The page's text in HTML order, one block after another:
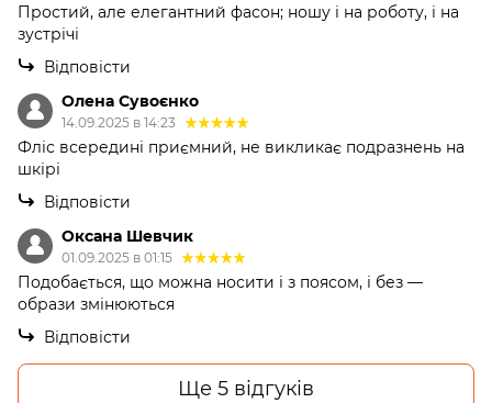
Простий, але елегантний фасон; ношу і на роботу, і на
зустрічі
Відповісти
Олена Сувоєнко
14.09.2025 в 14:23
Фліс всередині приємний, не викликає подразнень на
шкірі
Відповісти
Оксана Шевчик
01.09.2025 в 01:15
Подобається, що можна носити і з поясом, і без —
образи змінюються
Відповісти
Ще 5 відгуків